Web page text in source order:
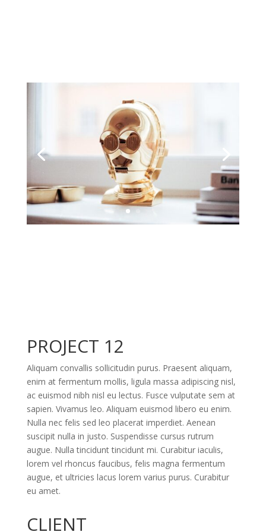
PROJECT 12
Aliquam convallis sollicitudin purus. Praesent aliquam,
enim at fermentum mollis, ligula massa adipiscing nisl,
ac euismod nibh nisl eu lectus. Fusce vulputate sem at
sapien. Vivamus leo. Aliquam euismod libero eu enim.
Nulla nec felis sed leo placerat imperdiet. Aenean
suscipit nulla in justo. Suspendisse cursus rutrum
augue. Nulla tincidunt tincidunt mi. Curabitur iaculis,
lorem vel rhoncus faucibus, felis magna fermentum
augue, et ultricies lacus lorem varius purus. Curabitur
eu amet.
CLIENT